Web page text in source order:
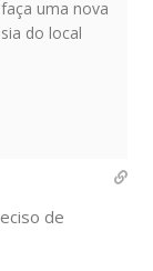
uma nova
do local
de